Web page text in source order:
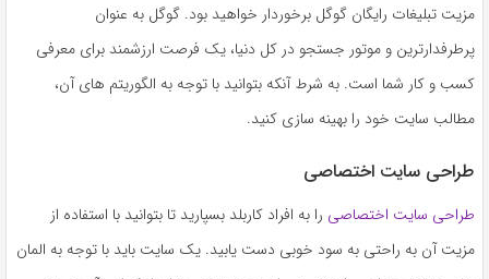
مزیت تبلیغات رایگان گوگل برخوردار خواهید بود. گوگل به عنوان
پرطرفدارترین و موتور جستجو در کل دنیا، یک فرصت ارزشمند برای معرفی
کسب و کار شما است. به شرط آنکه بتوانید با توجه به الگوریتم های آن،
مطالب سایت خود را بهینه سازی کنید.
طراحی سایت اختصاصی
طراحی سایت اختصاصی را به افراد کاربلد بسپارید تا بتوانید با استفاده از
مزیت آن به راحتی به سود خوبی دست یابید. یک سایت باید با توجه به المان